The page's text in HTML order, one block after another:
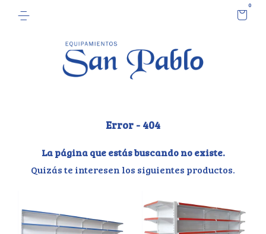
0
Error - 404
La página que estás buscando no existe.
Quizás te interesen los siguientes productos.